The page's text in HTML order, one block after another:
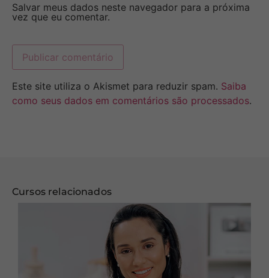
Salvar meus dados neste navegador para a próxima
vez que eu comentar.
Este site utiliza o Akismet para reduzir spam. Saiba
como seus dados em comentários são processados.
Cursos relacionados